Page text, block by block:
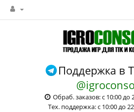
Поддержка в
Обраб. заказов: с 10:00 до
Тех. поддержка: с 10:00 до